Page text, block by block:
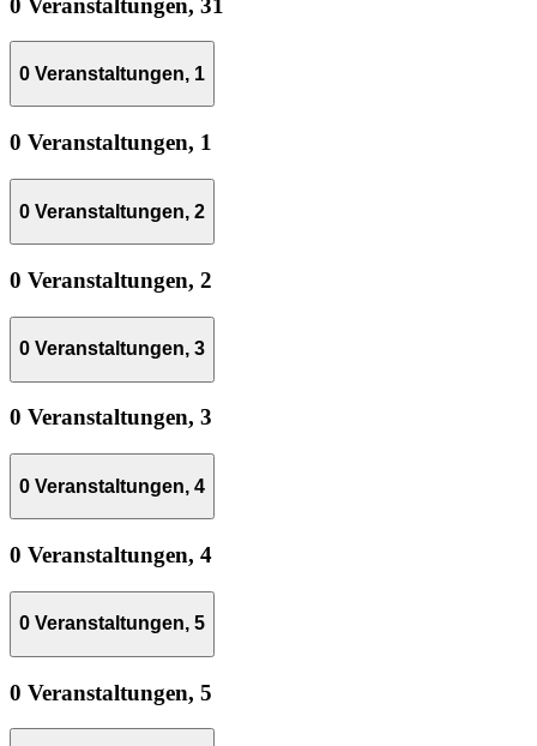
0 Veranstaltungen, 1
0 Veranstaltungen, 1
0 Veranstaltungen, 2
0 Veranstaltungen, 2
0 Veranstaltungen, 3
0 Veranstaltungen, 3
0 Veranstaltungen, 4
0 Veranstaltungen, 4
0 Veranstaltungen, 5
0 Veranstaltungen, 5